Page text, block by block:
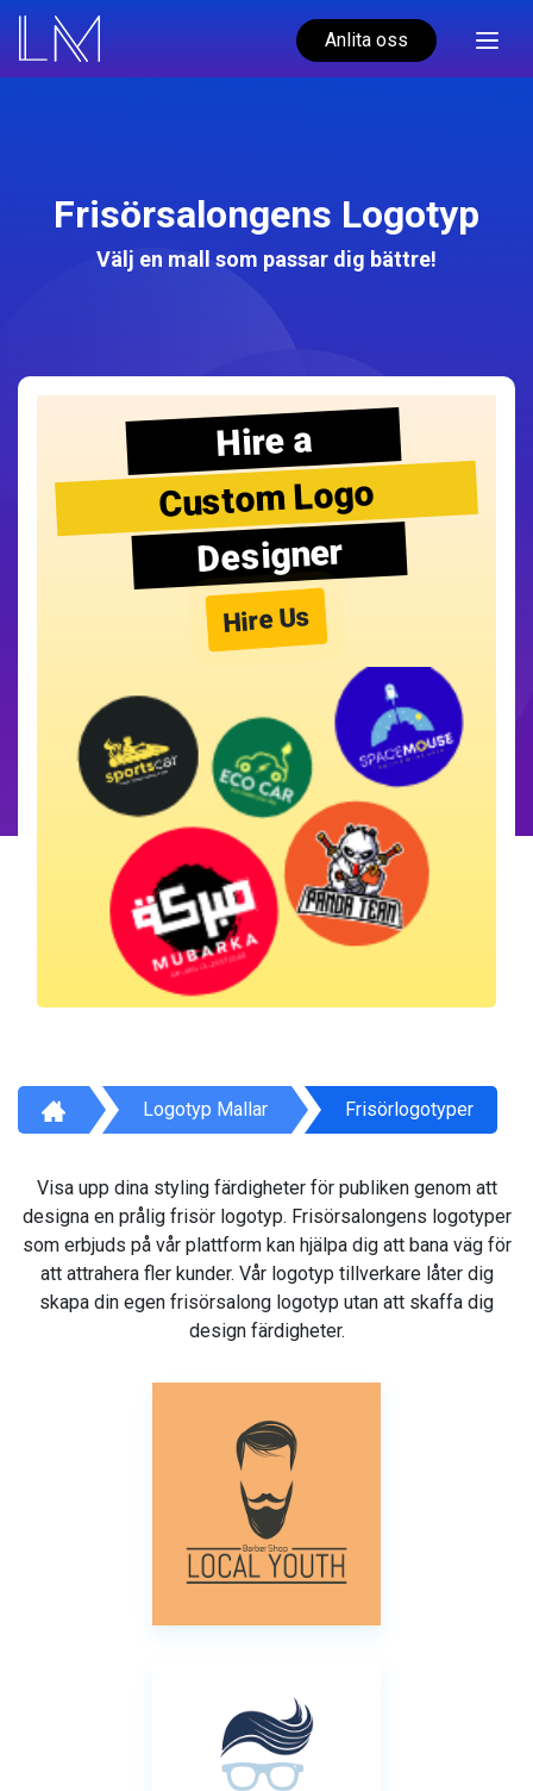
Anlita oss
Frisörsalongens Logotyp
Välj en mall som passar dig bättre!
Hire a
Custom Logo
Designer
Hire Us
Logotyp Mallar Frisörlogotyper
Visa upp dina styling färdigheter för publiken genom att
designa en prålig frisör logotyp. Frisörsalongens logotyper
som erbjuds på vår plattform kan hjälpa dig att bana väg för
att attrahera fler kunder. Vår logotyp tillverkare låter dig
skapa din egen frisörsalong logotyp utan att skaffa dig
design färdigheter.